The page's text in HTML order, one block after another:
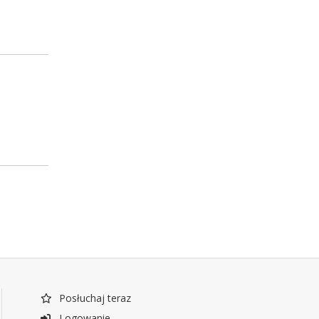
Posłuchaj teraz